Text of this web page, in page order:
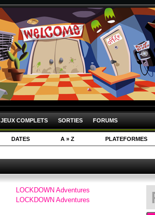
JEUX COMPLETS SORTIES FORUMS
DATES A » Z PLATEFORMES
LOCKDOWN Adventures
LOCKDOWN Adventures